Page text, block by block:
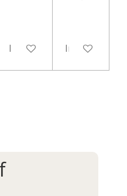
In winkelwagenIn